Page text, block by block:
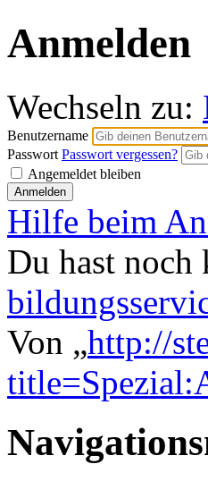
Anmelden
Wechseln zu:
Benutzername
Passwort Passwort vergessen?
Angemeldet bleiben
Hilfe beim
Du hast noch
Von „http://